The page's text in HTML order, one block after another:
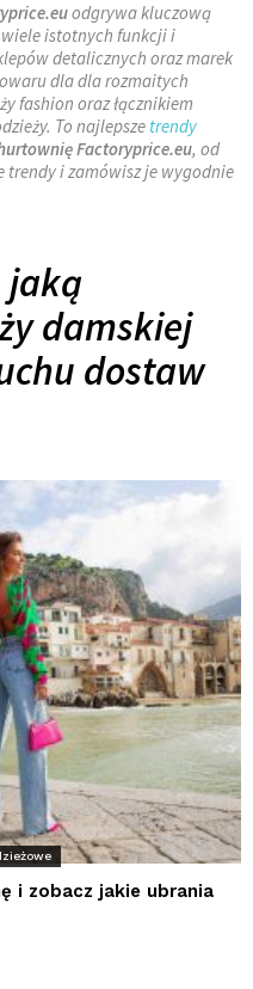
odgrywa kluczową
wiele istotnych funkcji i
detalicznych oraz marek
dla dla rozmaitych
fashion oraz łącznikiem
To najlepsze trendy
Factoryprice.eu, od
trendy i zamówisz je wygodnie
jaką
damskiej
dostaw
i zobacz jakie ubrania